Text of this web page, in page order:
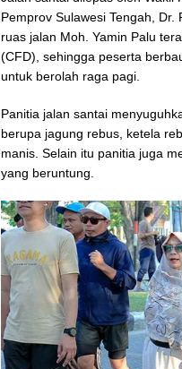
Pemprov Sulawesi Tengah,
ruas jalan Moh. Yamin Palu
(CFD), sehingga peserta
untuk berolah raga pagi.
Panitia jalan santai
berupa jagung rebus, ketela
manis. Selain itu panitia juga
yang beruntung.